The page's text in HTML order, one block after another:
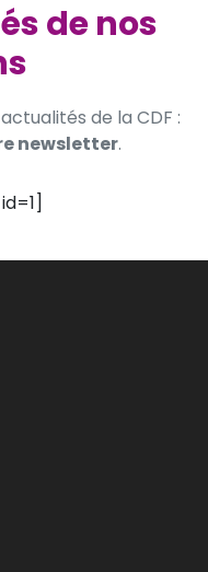
de nos
de la CDF :
newsletter.